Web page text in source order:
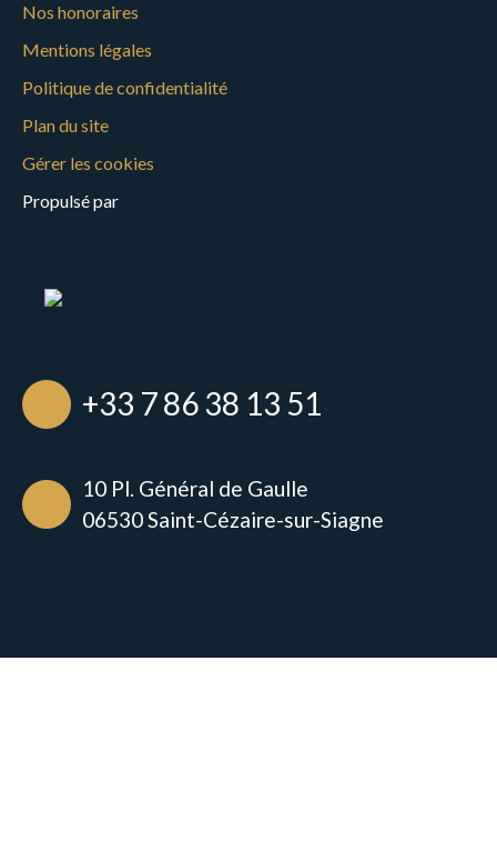
Nos honoraires
Mentions légales
Politique de confidentialité
Plan du site
Gérer les cookies
Propulsé par
+33 7 86 38 13 51
10 Pl. Général de Gaulle
06530 Saint-Cézaire-sur-Siagne